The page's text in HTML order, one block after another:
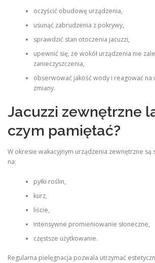
oczyścić obudowę urządzenia,
usunąć zabrudzenia z pokrywy,
sprawdzić stan otoczenia jacuzzi,
upewnić się, że wokół urządzenia nie
zanieczyszczenia,
obserwować jakość wody i reagować na
zmiany.
Jacuzzi zewnętrzne
czym pamiętać?
W okresie wakacyjnym urządzenia zewnętrzne są
na:
pyłki roślin,
kurz,
liście,
intensywne promieniowanie słoneczne,
częstsze użytkowanie.
Regularna pielęgnacja pozwala utrzymać